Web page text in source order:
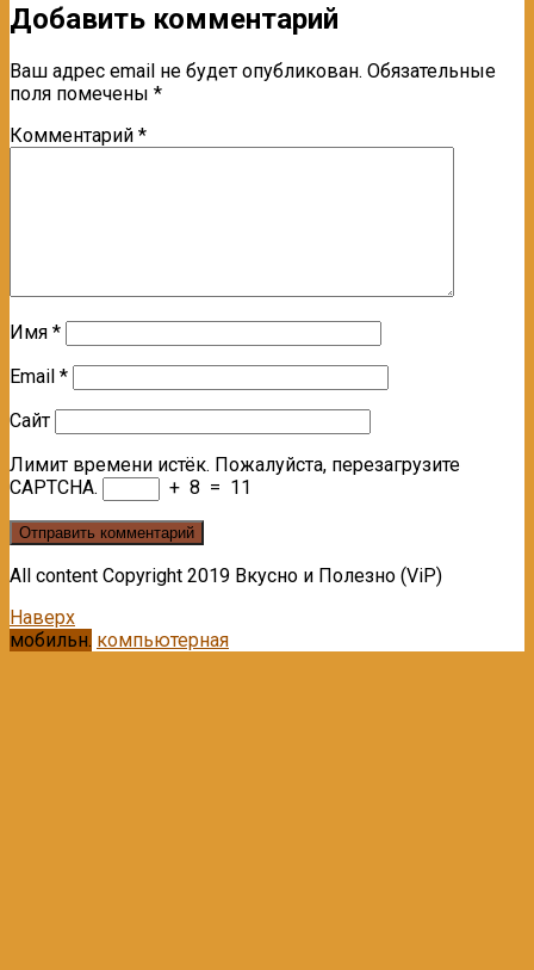
Добавить комментарий
Ваш адрес email не будет опубликован. Обязательные
поля помечены *
Комментарий *
Имя *
Email *
Сайт
Лимит времени истёк. Пожалуйста, перезагрузите
CAPTCHA.
+ 8 = 11
All content Copyright 2019 Вкусно и Полезно (ViP)
Наверх
мобильн. компьютерная